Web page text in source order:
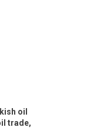
oil
trade,